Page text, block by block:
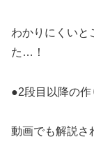
わかりにくいと
た…！
●2段目以降の作
動画でも解説さ